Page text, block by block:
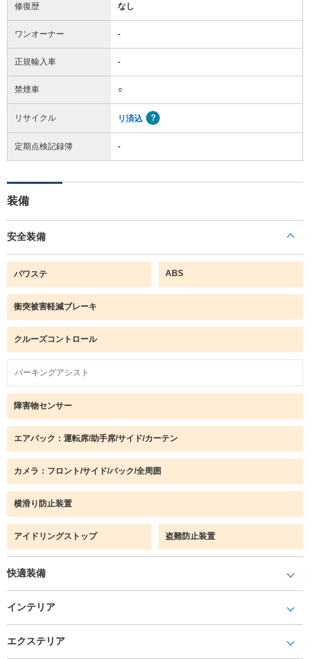
修復歴 なし
ワンオーナー -
正規輸入車 -
禁煙車 ○
リサイクル リ済込
定期点検記録簿 -
装備
安全装備
パワステ ABS
衝突被害軽減ブレーキ
クルーズコントロール
パーキングアシスト
障害物センサー
エアバック：運転席/助手席/サイド/カーテン
カメラ：フロント/サイド/バック/全周囲
横滑り防止装置
アイドリングストップ 盗難防止装置
快適装備
インテリア
エクステリア